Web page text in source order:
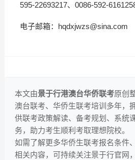
595-22693217、0086-592-
电子邮箱：hqdxjwzs@sina.com
本文由景于行港澳台华侨联考原创
澳台联考、华侨生联考培训多年，
供联考政策解读、备考规划、系统
务，助力考生顺利考取理想院校。
如需了解更多华侨生联考报名条件
相关内容，可持续关注景于行官网